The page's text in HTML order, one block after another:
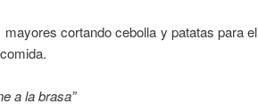
cortando cebolla y patatas para
a la brasa”